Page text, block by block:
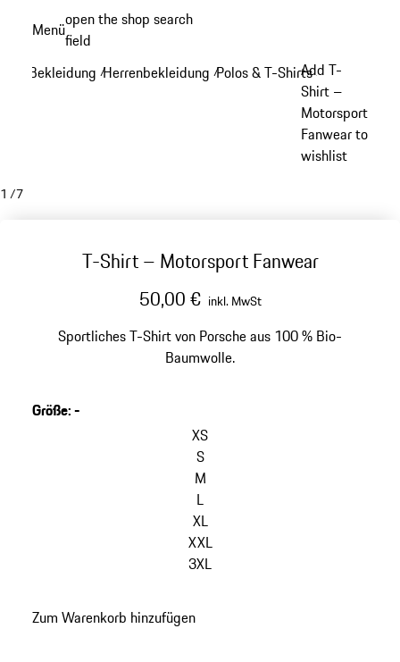
Hauptinhalt
Menüopen the shop search
field
Bekleidung /Herrenbekleidung /Polos & T-Shirts/
Add T-
Shirt –
Motorsport
Fanwear to
wishlist
1 /7
T-Shirt – Motorsport Fanwear
50,00 € inkl. MwSt
Sportliches T-Shirt von Porsche aus 100 % Bio-
Baumwolle.
Größe:-
XS
S
M
L
XL
XXL
3XL
zu
Zum Warenkorb hinzufügen